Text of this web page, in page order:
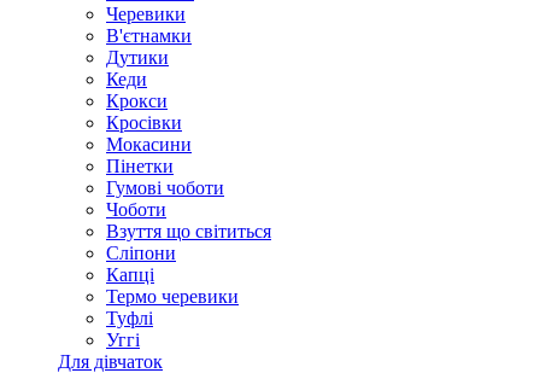
Черевики
В'єтнамки
Дутики
Кеди
Крокси
Кросівки
Мокасини
Пінетки
Гумові чоботи
Чоботи
Взуття що світиться
Сліпони
Капці
Термо черевики
Туфлі
Уггі
Для дівчаток